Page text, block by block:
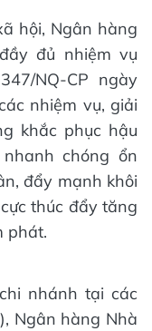
hội, Ngân hàng
đủ nhiệm vụ
NQ-CP ngày
nhiệm vụ, giải
khắc phục hậu
chóng ổn
đẩy mạnh khôi
thúc đẩy tăng
phát.
nhánh tại các
Ngân hàng Nhà